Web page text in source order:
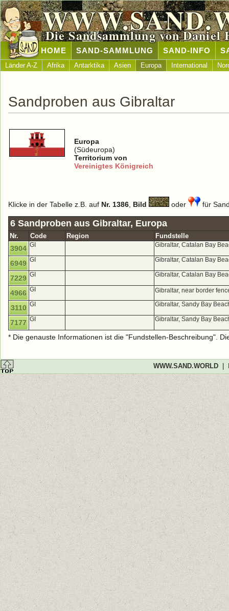
Die Sandsammlung von Daniel
HOME SAND-SAMMLUNG SAND-INFO
Länder A-Z Afrika Antarktika Asien Europa International
Sandproben aus Gibraltar
Europa
(Südeuropa)
Territorium von
Vereinigtes Königreich
Klicke in der Tabelle z.B. auf Nr. 1386 Bild oder für
6 Sandproben aus Gibraltar, Europa
Nr. Code Region Fundstelle
3904 GI Gibraltar, Catalan Bay
6949 GI Gibraltar, Catalan Bay
7229 GI Gibraltar, Catalan Bay
4966 GI Gibraltar, near border
3110 GI Gibraltar, Sandy Bay
7177 GI Gibraltar, Sandy Bay
* Die genauste Informationen ist die "Fundstellen-Beschreibung".
WWW.SAND.WORLD|